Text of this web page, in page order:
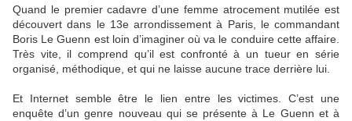
Quand le premier cadavre d’une femme atrocement mutilée est
découvert dans le 13e arrondissement à Paris, le commandant
Boris Le Guenn est loin d’imaginer où va le conduire cette affaire.
Très vite, il comprend qu’il est confronté à un tueur en série
organisé, méthodique, et qui ne laisse aucune trace derrière lui.
Et Internet semble être le lien entre les victimes. C’est une
enquête d’un genre nouveau qui se présente à Le Guenn et à